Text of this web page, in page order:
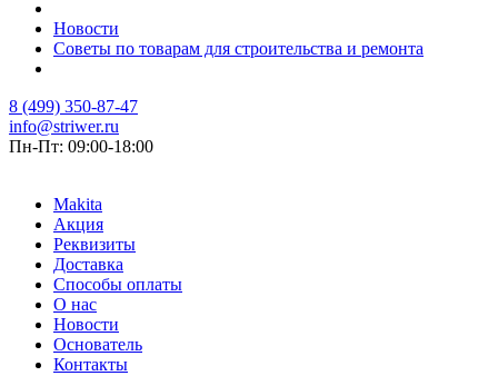
Новости
Советы по товарам для строительства и ремонта
8 (499) 350-87-47
info@striwer.ru
Пн-Пт: 09:00-18:00
Makita
Акция
Реквизиты
Доставка
Способы оплаты
О нас
Новости
Основатель
Контакты